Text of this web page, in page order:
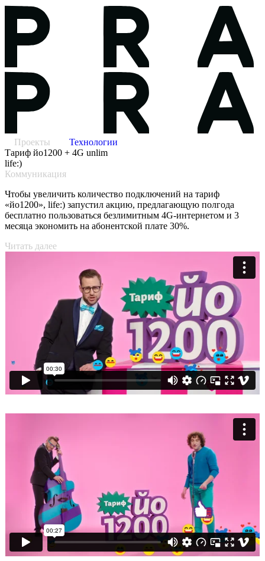
Проекты
Технологии
Тариф йо1200 + 4G unlim
life:)
Коммуникация
Чтобы увеличить количество подключений на тариф
«йо1200», life:) запустил акцию, предлагающую полгода
бесплатно пользоваться безлимитным 4G-интернетом и 3
месяца экономить на абонентской плате 30%.
Читать далее